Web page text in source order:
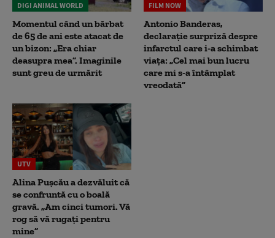
DIGI ANIMAL WORLD
Momentul când un bărbat
de 65 de ani este atacat de
un bizon: „Era chiar
deasupra mea”. Imaginile
sunt greu de urmărit
FILM NOW
Antonio Banderas,
declarație surpriză despre
infarctul care i-a schimbat
viața: „Cel mai bun lucru
care mi s-a întâmplat
vreodată”
UTV
Alina Pușcău a dezvăluit că
se confruntă cu o boală
gravă. „Am cinci tumori. Vă
rog să vă rugați pentru
mine”